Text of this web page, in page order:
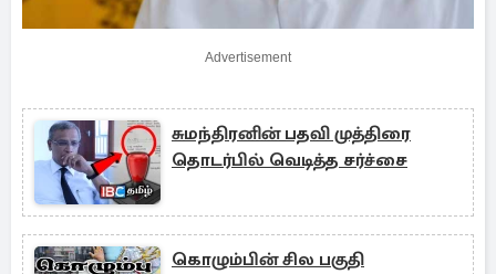
Advertisement
சுமந்திரனின் பதவி முத்திரை
தொடர்பில் வெடித்த சர்ச்சை
கொழும்பின் சில பகுதி